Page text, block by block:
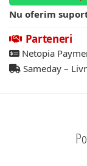
Nu oferim
Parteneri
Netopia
Sameday –